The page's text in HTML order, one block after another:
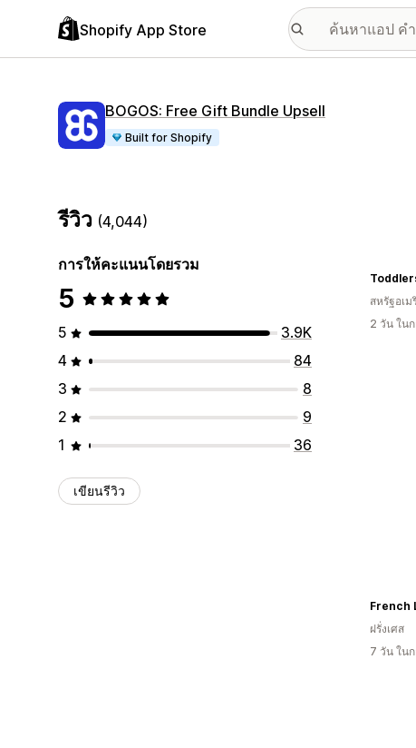
Shopify App Store
BOGOS: Free Gift Bundle Upsell
Built for Shopify
รีวิว (4,044)
การให้คะแนนโดยรวม
5
5
3.9K
4
84
3
8
2
9
1
36
เขียนรีวิว
สหรัฐอเม
2 วัน ใน
French
ฝรั่งเศส
7 วัน ใน